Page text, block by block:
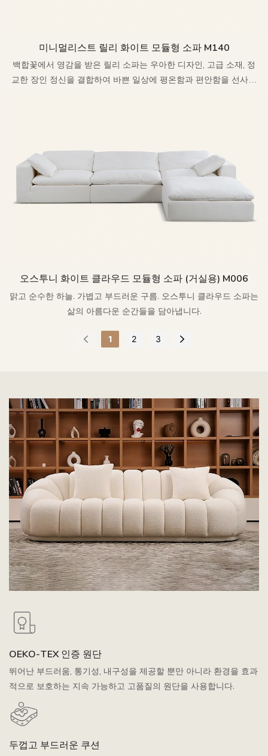
미니멀리스트 릴리 화이트 모듈형 소파 M140
백합꽃에서 영감을 받은 릴리 소파는 우아한 디자인, 고급 소재, 정
교한 장인 정신을 결합하여 바쁜 일상에 평온함과 편안함을 선사하
오스투니 화이트 클라우드 모듈형 소파 (거실용) M006
맑고 순수한 하늘. 가볍고 부드러운 구름. 오스투니 클라우드 소파는
삶의 아름다운 순간들을 담아냅니다.
1 2 3
OEKO-TEX 인증 원단
뛰어난 부드러움, 통기성, 내구성을 제공할 뿐만 아니라 환경을 효과
적으로 보호하는 지속 가능하고 고품질의 원단을 사용합니다.
두껍고 부드러운 쿠션